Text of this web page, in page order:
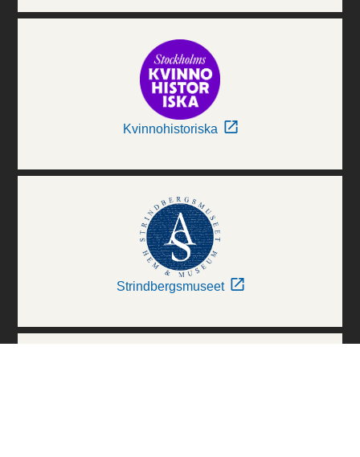
Kvinnohistoriska
Strindbergsmuseet